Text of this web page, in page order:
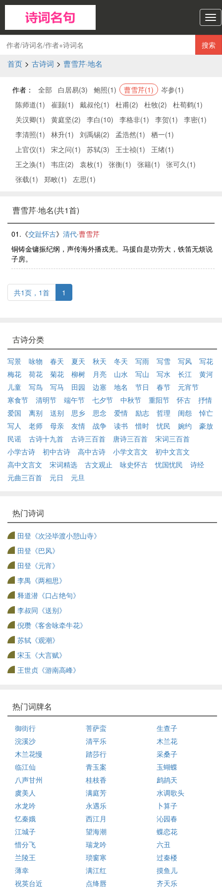
诗
词
名
句
搜索
首页 > 古诗词 > 曹雪芹·地名
作者： 全部 白居易(3) 鲍照(1) 曹雪芹(1)
岑参(1)
陈师道(1)
崔颢(1) 戴叔伦(1) 杜甫(2) 杜牧(2)
杜荀鹤(1)
关汉卿(1)
黄庭坚(2) 李白(10) 李格非(1) 李贺(1)
李密(1)
李清照(1)
林升(1) 刘禹锡(2) 孟浩然(1)
栖一(1)
上官仪(1)
宋之问(1) 苏轼(3) 王士祯(1)
王绪(1)
王之涣(1)
韦庄(2) 袁枚(1) 张衡(1) 张籍(1)
张可久(1)
张载(1)
郑畋(1) 左思(1)
曹雪芹·地名(共1首)
01.《交趾怀古》清代·曹雪芹
铜铸金镛振纪纲，声传海外播戎羌。马援自是功劳大，铁笛无烦说
子房。
共1页，1首 1
古诗分类
写景 咏物 春天 夏天 秋天 冬天 写雨 写雪 写风
写花
梅花
荷花 菊花 柳树 月亮 山水 写山 写水 长江
黄河
儿童
写鸟 写马 田园 边塞 地名 节日 春节
元宵节
寒食节
清明节 端午节 七夕节 中秋节 重阳节 怀古
抒情
爱国
离别 送别 思乡 思念 爱情 励志 哲理 闺怨
悼亡
写人
老师 母亲 友情 战争 读书 惜时 忧民 婉约
豪放
民谣
古诗十九首 古诗三百首 唐诗三百首
宋词三百首
小学古诗
初中古诗 高中古诗 小学文言文
初中文言文
高中文言文
宋词精选 古文观止 咏史怀古 忧国忧民
诗经
元曲三百首
元日 元旦
热门诗词
田登《次泾毕渡小憩山寺》
田登《巴风》
田登《元宵》
李禺《两相思》
释道潜《口占绝句》
李叔同《送别》
倪瓒《客舍咏牵牛花》
苏轼《观潮》
宋玉《大言赋》
王世贞《游南高峰》
热门词牌名
御街行 菩萨蛮
生查子
浣溪沙
清平乐
木兰花
木兰花慢
踏莎行
采桑子
临江仙
青玉案
玉蝴蝶
八声甘州
桂枝香
鹧鸪天
虞美人
满庭芳
水调歌头
水龙吟
永遇乐
卜算子
忆秦娥
西江月
沁园春
江城子
望海潮
蝶恋花
惜分飞
瑞龙吟
六丑
兰陵王
琐窗寒
过秦楼
薄幸
满江红
摸鱼儿
祝英台近
点绛唇 齐天乐